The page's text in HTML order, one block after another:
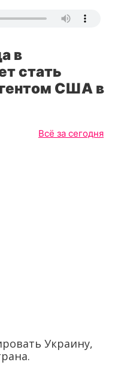
в
стать
США в
Всё за сегодня
Украину,